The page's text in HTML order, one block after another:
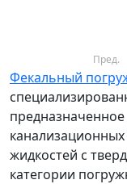
Пред.
Фекальный
канализационных
жидкостей с
категории